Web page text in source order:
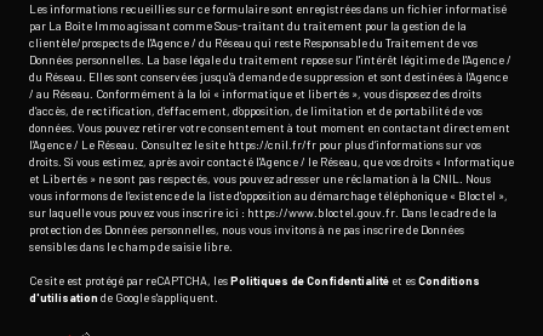
Les informations recueillies sur ce formulaire sont enregistrées dans un fichier informatisé
par La Boite Immo agissant comme Sous-traitant du traitement pour la gestion de la
clientèle/prospects de l'Agence / du Réseau qui reste Responsable du Traitement de vos
Données personnelles. La base légale du traitement repose sur l'intérêt légitime de l'Agence /
du Réseau. Elles sont conservées jusqu'à demande de suppression et sont destinées à l'Agence
/ au Réseau. Conformément à la loi « informatique et libertés », vous disposez des droits
d’accès, de rectification, d’effacement, d’opposition, de limitation et de portabilité de vos
données. Vous pouvez retirer votre consentement à tout moment en contactant directement
l’Agence / Le Réseau. Consultez le site https://cnil.fr/fr pour plus d’informations sur vos
droits. Si vous estimez, après avoir contacté l'Agence / le Réseau, que vos droits « Informatique
et Libertés » ne sont pas respectés, vous pouvez adresser une réclamation à la CNIL. Nous
vous informons de l’existence de la liste d'opposition au démarchage téléphonique « Bloctel »,
sur laquelle vous pouvez vous inscrire ici : https://www.bloctel.gouv.fr . Dans le cadre de la
protection des Données personnelles, nous vous invitons à ne pas inscrire de Données
sensibles dans le champ de saisie libre.
Ce site est protégé par reCAPTCHA, lesPolitiques de Confidentialité et esConditions
d'utilisation de Google s'appliquent.